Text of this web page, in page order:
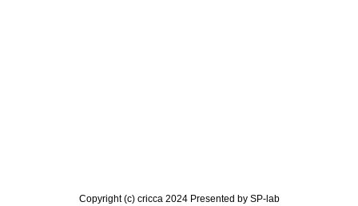
Copyright (c) cricca 2024 Presented by SP-lab